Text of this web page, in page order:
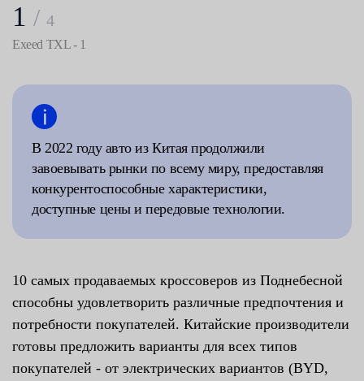
Exeed TXL - 1
1 / 4
В 2022 году авто из Китая продолжили
завоевывать рынки по всему миру, предоставляя
конкурентоспособные характеристики,
доступные цены и передовые технологии.
10 самых продаваемых кроссоверов из Поднебесной
способны удовлетворить различные предпочтения и
потребности покупателей. Китайские производители
готовы предложить варианты для всех типов
покупателей - от электрических вариантов (BYD,